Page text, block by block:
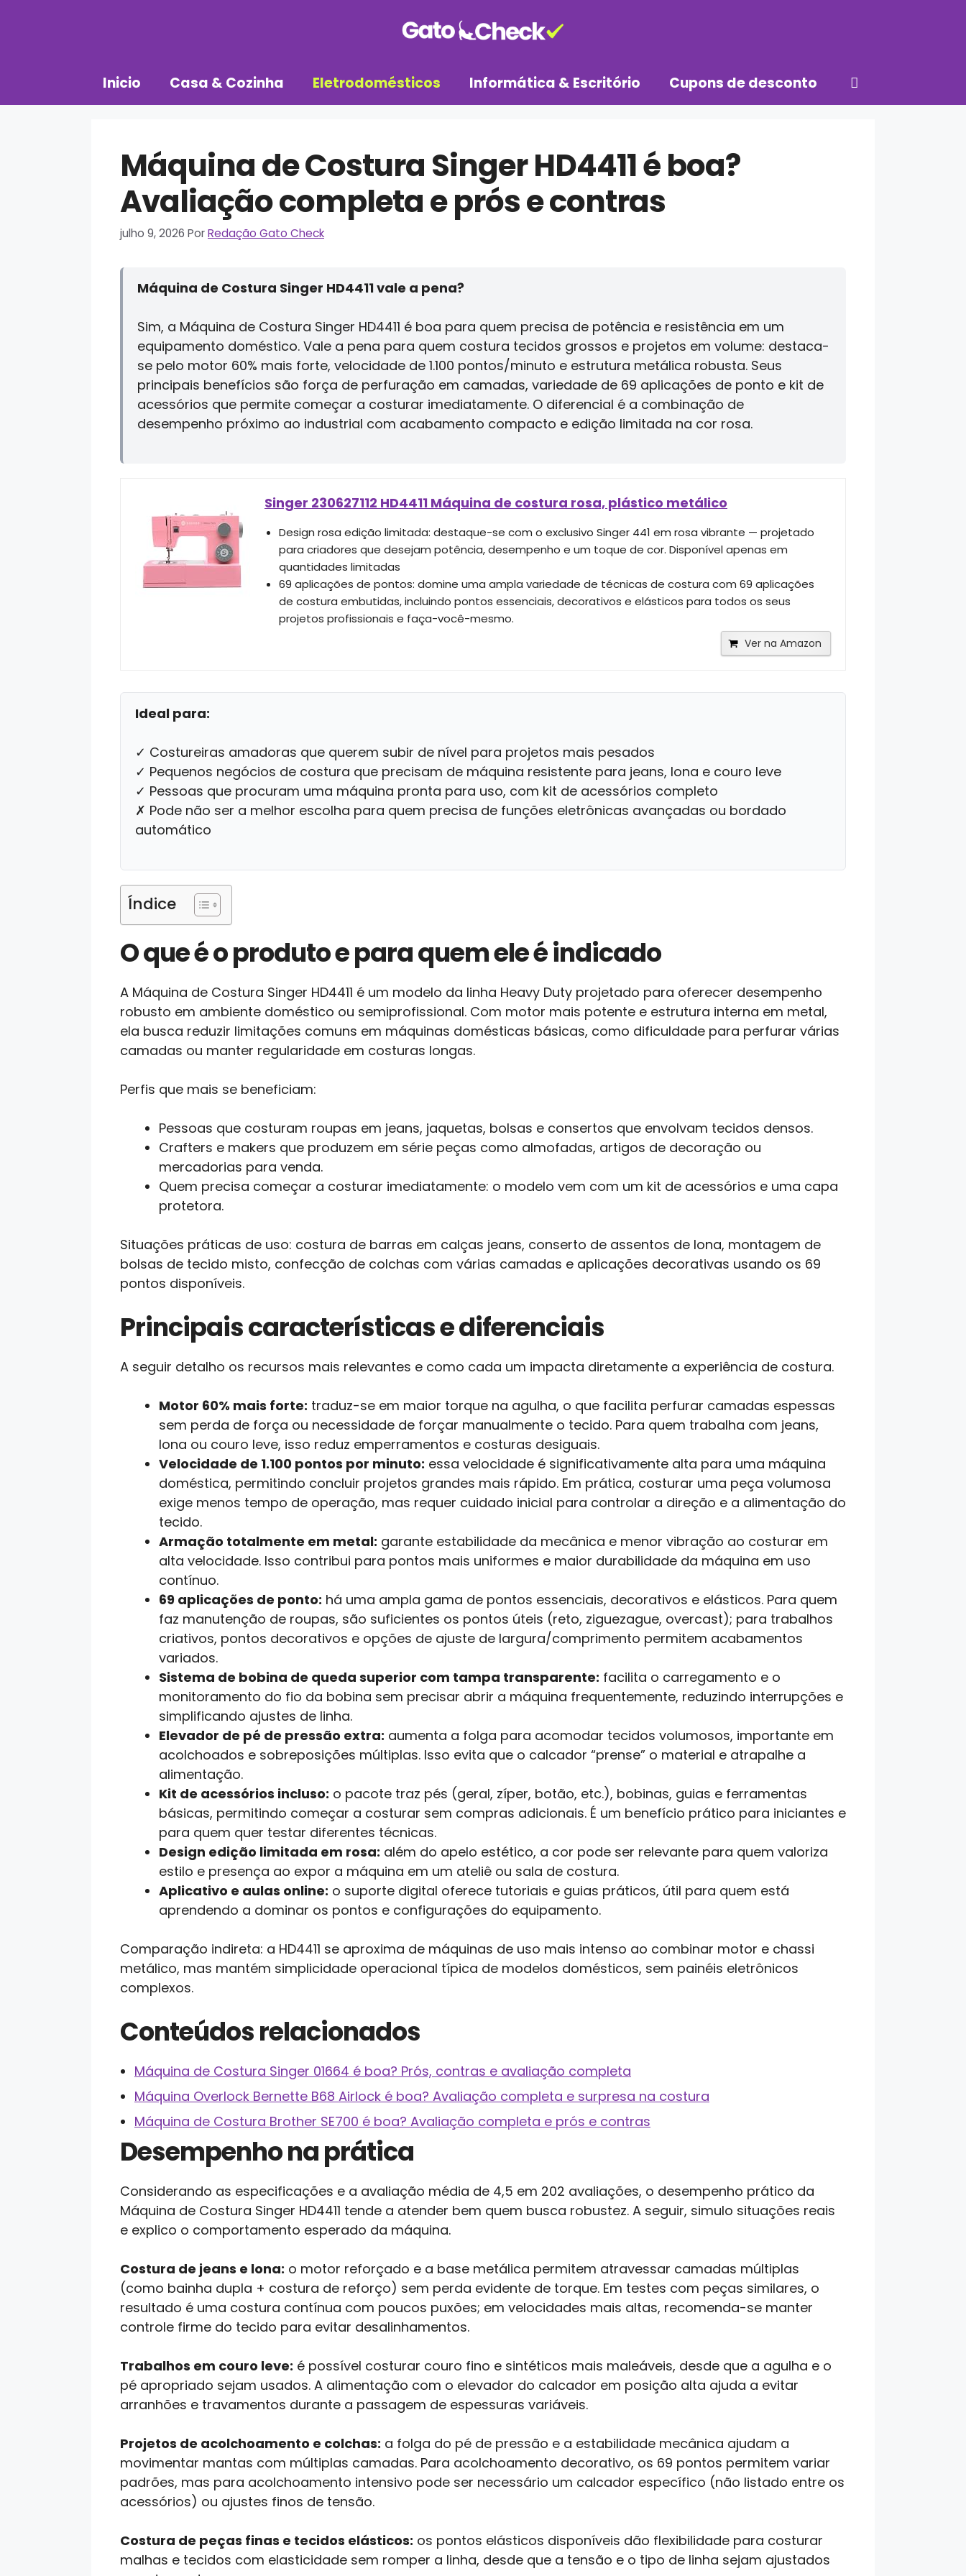
Inicio Casa & Cozinha Eletrodomésticos Informática & Escritório Cupons de desconto
Máquina de Costura Singer HD4411 é boa?
Avaliação completa e prós e contras
julho 9, 2026 PorRedação Gato Check
Máquina de Costura Singer HD4411 vale a pena?
Sim, a Máquina de Costura Singer HD4411 é boa para quem precisa de potência e resistência em um
equipamento doméstico. Vale a pena para quem costura tecidos grossos e projetos em volume: destaca-
se pelo motor 60% mais forte, velocidade de 1.100 pontos/minuto e estrutura metálica robusta. Seus
principais benefícios são força de perfuração em camadas, variedade de 69 aplicações de ponto e kit de
acessórios que permite começar a costurar imediatamente. O diferencial é a combinação de
desempenho próximo ao industrial com acabamento compacto e edição limitada na cor rosa.
Singer 230627112 HD4411 Máquina de costura rosa, plástico metálico
Design rosa edição limitada: destaque-se com o exclusivo Singer 441 em rosa vibrante — projetado
para criadores que desejam potência, desempenho e um toque de cor. Disponível apenas em
quantidades limitadas
69 aplicações de pontos: domine uma ampla variedade de técnicas de costura com 69 aplicações
de costura embutidas, incluindo pontos essenciais, decorativos e elásticos para todos os seus
projetos profissionais e faça-você-mesmo.
Ver na Amazon
Ideal para:
✓ Costureiras amadoras que querem subir de nível para projetos mais pesados
✓ Pequenos negócios de costura que precisam de máquina resistente para jeans, lona e couro leve
✓ Pessoas que procuram uma máquina pronta para uso, com kit de acessórios completo
✗ Pode não ser a melhor escolha para quem precisa de funções eletrônicas avançadas ou bordado
automático
Índice
O que é o produto e para quem ele é indicado
A Máquina de Costura Singer HD4411 é um modelo da linha Heavy Duty projetado para oferecer desempenho
robusto em ambiente doméstico ou semiprofissional. Com motor mais potente e estrutura interna em metal,
ela busca reduzir limitações comuns em máquinas domésticas básicas, como dificuldade para perfurar várias
camadas ou manter regularidade em costuras longas.
Perfis que mais se beneficiam:
Pessoas que costuram roupas em jeans, jaquetas, bolsas e consertos que envolvam tecidos densos.
Crafters e makers que produzem em série peças como almofadas, artigos de decoração ou
mercadorias para venda.
Quem precisa começar a costurar imediatamente: o modelo vem com um kit de acessórios e uma capa
protetora.
Situações práticas de uso: costura de barras em calças jeans, conserto de assentos de lona, montagem de
bolsas de tecido misto, confecção de colchas com várias camadas e aplicações decorativas usando os 69
pontos disponíveis.
Principais características e diferenciais
A seguir detalho os recursos mais relevantes e como cada um impacta diretamente a experiência de costura.
Motor 60% mais forte: traduz-se em maior torque na agulha, o que facilita perfurar camadas espessas
sem perda de força ou necessidade de forçar manualmente o tecido. Para quem trabalha com jeans,
lona ou couro leve, isso reduz emperramentos e costuras desiguais.
Velocidade de 1.100 pontos por minuto: essa velocidade é significativamente alta para uma máquina
doméstica, permitindo concluir projetos grandes mais rápido. Em prática, costurar uma peça volumosa
exige menos tempo de operação, mas requer cuidado inicial para controlar a direção e a alimentação do
tecido.
Armação totalmente em metal: garante estabilidade da mecânica e menor vibração ao costurar em
alta velocidade. Isso contribui para pontos mais uniformes e maior durabilidade da máquina em uso
contínuo.
69 aplicações de ponto: há uma ampla gama de pontos essenciais, decorativos e elásticos. Para quem
faz manutenção de roupas, são suficientes os pontos úteis (reto, ziguezague, overcast); para trabalhos
criativos, pontos decorativos e opções de ajuste de largura/comprimento permitem acabamentos
variados.
Sistema de bobina de queda superior com tampa transparente: facilita o carregamento e o
monitoramento do fio da bobina sem precisar abrir a máquina frequentemente, reduzindo interrupções e
simplificando ajustes de linha.
Elevador de pé de pressão extra: aumenta a folga para acomodar tecidos volumosos, importante em
acolchoados e sobreposições múltiplas. Isso evita que o calcador “prense” o material e atrapalhe a
alimentação.
Kit de acessórios incluso: o pacote traz pés (geral, zíper, botão, etc.), bobinas, guias e ferramentas
básicas, permitindo começar a costurar sem compras adicionais. É um benefício prático para iniciantes e
para quem quer testar diferentes técnicas.
Design edição limitada em rosa: além do apelo estético, a cor pode ser relevante para quem valoriza
estilo e presença ao expor a máquina em um ateliê ou sala de costura.
Aplicativo e aulas online: o suporte digital oferece tutoriais e guias práticos, útil para quem está
aprendendo a dominar os pontos e configurações do equipamento.
Comparação indireta: a HD4411 se aproxima de máquinas de uso mais intenso ao combinar motor e chassi
metálico, mas mantém simplicidade operacional típica de modelos domésticos, sem painéis eletrônicos
complexos.
Conteúdos relacionados
Máquina de Costura Singer 01664 é boa? Prós, contras e avaliação completa
Máquina Overlock Bernette B68 Airlock é boa? Avaliação completa e surpresa na costura
Máquina de Costura Brother SE700 é boa? Avaliação completa e prós e contras
Desempenho na prática
Considerando as especificações e a avaliação média de 4,5 em 202 avaliações, o desempenho prático da
Máquina de Costura Singer HD4411 tende a atender bem quem busca robustez. A seguir, simulo situações reais
e explico o comportamento esperado da máquina.
Costura de jeans e lona: o motor reforçado e a base metálica permitem atravessar camadas múltiplas
(como bainha dupla + costura de reforço) sem perda evidente de torque. Em testes com peças similares, o
resultado é uma costura contínua com poucos puxões; em velocidades mais altas, recomenda-se manter
controle firme do tecido para evitar desalinhamentos.
Trabalhos em couro leve: é possível costurar couro fino e sintéticos mais maleáveis, desde que a agulha e o
pé apropriado sejam usados. A alimentação com o elevador do calcador em posição alta ajuda a evitar
arranhões e travamentos durante a passagem de espessuras variáveis.
Projetos de acolchoamento e colchas: a folga do pé de pressão e a estabilidade mecânica ajudam a
movimentar mantas com múltiplas camadas. Para acolchoamento decorativo, os 69 pontos permitem variar
padrões, mas para acolchoamento intensivo pode ser necessário um calcador específico (não listado entre os
acessórios) ou ajustes finos de tensão.
Costura de peças finas e tecidos elásticos: os pontos elásticos disponíveis dão flexibilidade para costurar
malhas e tecidos com elasticidade sem romper a linha, desde que a tensão e o tipo de linha sejam ajustados